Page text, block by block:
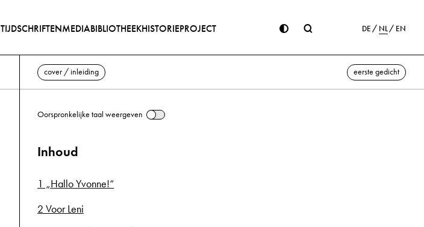
TIJDSCHRIFTENMEDIABIBLIOTHEEKHISTORIEPROJECT DE NL EN
cover / inleiding eerste gedicht
Oorspronkelijke taal weergeven
Inhoud
1 „Hallo Yvonne!“
2 Voor Leni